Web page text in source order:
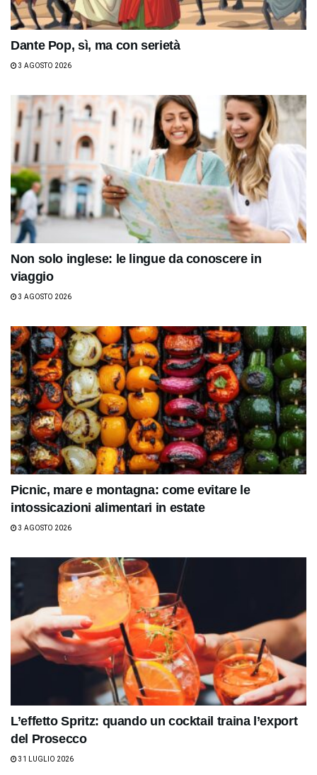
Dante Pop, sì, ma con serietà
3 AGOSTO 2026
Non solo inglese: le lingue da conoscere in
viaggio
3 AGOSTO 2026
Picnic, mare e montagna: come evitare le
intossicazioni alimentari in estate
3 AGOSTO 2026
L’effetto Spritz: quando un cocktail traina l’export
del Prosecco
31 LUGLIO 2026